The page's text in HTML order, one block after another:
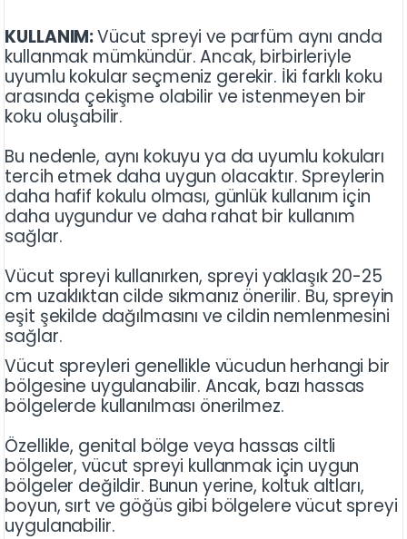
KULLANIM:Vücut spreyi ve parfüm aynı anda
kullanmak mümkündür. Ancak, birbirleriyle
uyumlu kokular seçmeniz gerekir. İki farklı koku
arasında çekişme olabilir ve istenmeyen bir
koku oluşabilir.
Bu nedenle, aynı kokuyu ya da uyumlu kokuları
tercih etmek daha uygun olacaktır. Spreylerin
daha hafif kokulu olması, günlük kullanım için
daha uygundur ve daha rahat bir kullanım
sağlar.
Vücut spreyi kullanırken, spreyi yaklaşık 20-25
cm uzaklıktan cilde sıkmanız önerilir. Bu, spreyin
eşit şekilde dağılmasını ve cildin nemlenmesini
sağlar.
Vücut spreyleri genellikle vücudun herhangi bir
bölgesine uygulanabilir. Ancak, bazı hassas
bölgelerde kullanılması önerilmez.
Özellikle, genital bölge veya hassas ciltli
bölgeler, vücut spreyi kullanmak için uygun
bölgeler değildir. Bunun yerine, koltuk altları,
boyun, sırt ve göğüs gibi bölgelere vücut spreyi
uygulanabilir.